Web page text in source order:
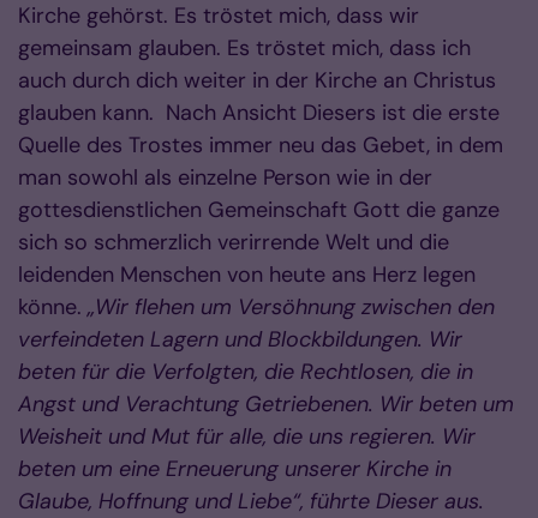
Kirche gehörst. Es tröstet mich, dass wir
gemeinsam glauben. Es tröstet mich, dass ich
auch durch dich weiter in der Kirche an Christus
glauben kann. Nach Ansicht Diesers ist die erste
Quelle des Trostes immer neu das Gebet, in dem
man sowohl als einzelne Person wie in der
gottesdienstlichen Gemeinschaft Gott die ganze
sich so schmerzlich verirrende Welt und die
leidenden Menschen von heute ans Herz legen
könne.„Wir flehen um Versöhnung zwischen den
verfeindeten Lagern und Blockbildungen. Wir
beten für die Verfolgten, die Rechtlosen, die in
Angst und Verachtung Getriebenen. Wir beten um
Weisheit und Mut für alle, die uns regieren. Wir
beten um eine Erneuerung unserer Kirche in
Glaube, Hoffnung und Liebe“, führte Dieser aus.